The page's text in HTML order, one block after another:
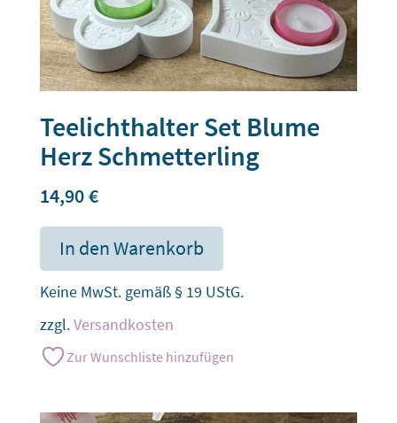
Teelichthalter Set Blume
Herz Schmetterling
14,90€
In den Warenkorb
Keine MwSt. gemäß § 19 UStG.
zzgl.Versandkosten
Zur Wunschliste hinzufügen